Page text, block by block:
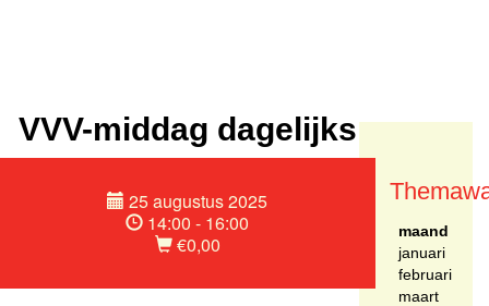
VVV-middag dagelijks
25 augustus 2025
14:00 - 16:00
€0,00
maand
januari
februari
maart